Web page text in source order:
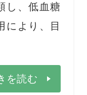
し、低血糖
により、目
を読む